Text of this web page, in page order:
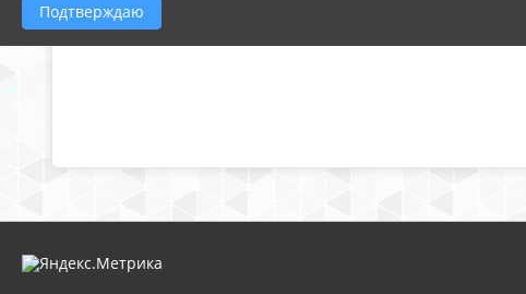
Подтверждаю